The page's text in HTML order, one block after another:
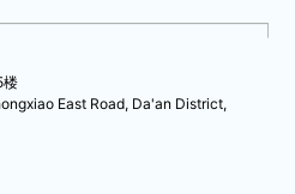
楼
East Road, Da'an District,